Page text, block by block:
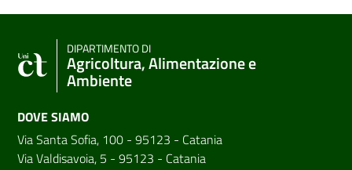
DIPARTIMENTO DI
Agricoltura, Alimentazione e
Ambiente
DOVE SIAMO
Via Santa Sofia, 100 - 95123 - Catania
Via Valdisavoia, 5 - 95123 - Catania